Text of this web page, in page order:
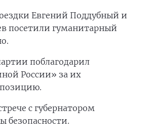
Евгений Поддубный и
посетили гуманитарный
поблагодарил
России» за их
с губернатором
безопасности.